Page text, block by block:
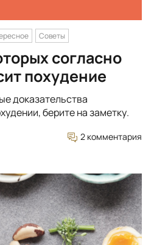
Советы
согласно
похудение
доказательства
берите на заметку.
2 комментария